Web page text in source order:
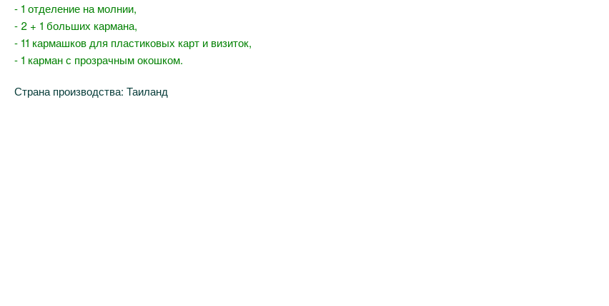
- 1 отделение на молнии,
- 2 + 1 больших кармана,
- 11 кармашков для пластиковых карт и визиток,
- 1 карман с прозрачным окошком.
Страна производства: Таиланд